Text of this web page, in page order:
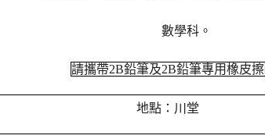
數學科。
請攜帶2B鉛筆及2B鉛筆專用橡皮擦
地點：川堂